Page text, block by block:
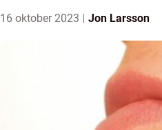
16 oktober 2023 Jon Larsson